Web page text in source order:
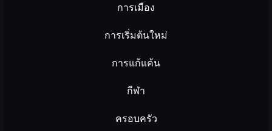
การเมือง
การเริ่มต้นใหม่
การแก้แค้น
กีฬา
ครอบครัว